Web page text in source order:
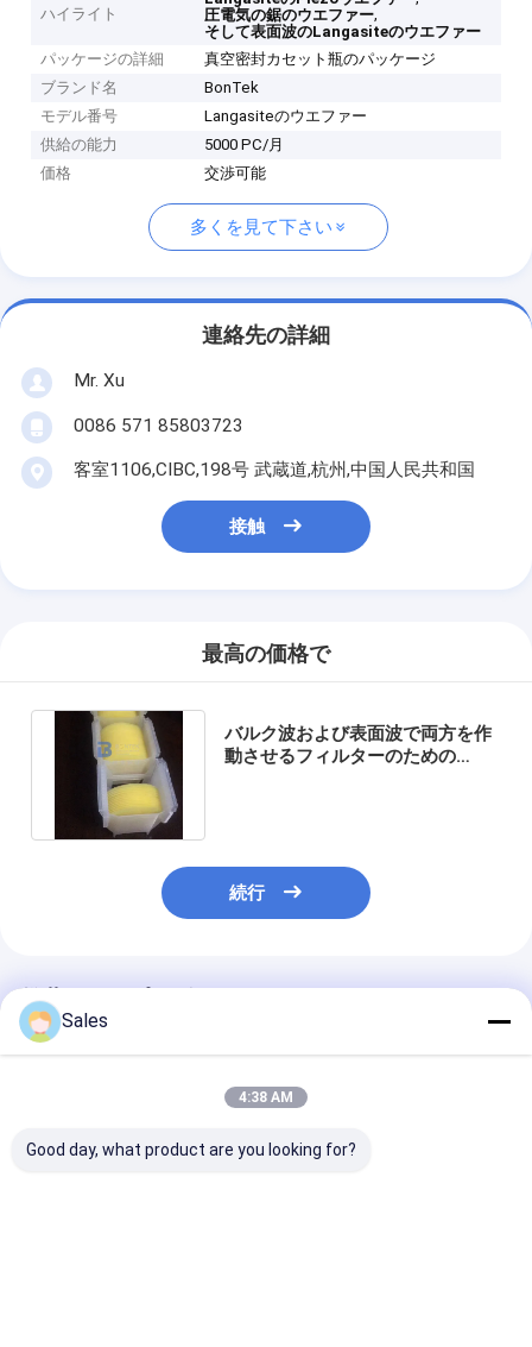
ハイライト
圧電気の鋸のウエファー,
そして表面波のLangasiteのウエファー
パッケージの詳細
真空密封カセット瓶のパッケージ
ブランド名
BonTek
モデル番号
Langasiteのウエファー
供給の能力
5000 PC/月
価格
交渉可能
多くを見て下さい
連絡先の詳細
Mr. Xu
0086 571 85803723
客室1106,CIBC,198号 武蔵道,杭州,中国人民共和国
接触
最高の価格で
バルク波および表面波で両方を作
動させるフィルターのための
続行
推薦されたプロダクト
Sales
4:38 AM
Good day, what product are you looking for?